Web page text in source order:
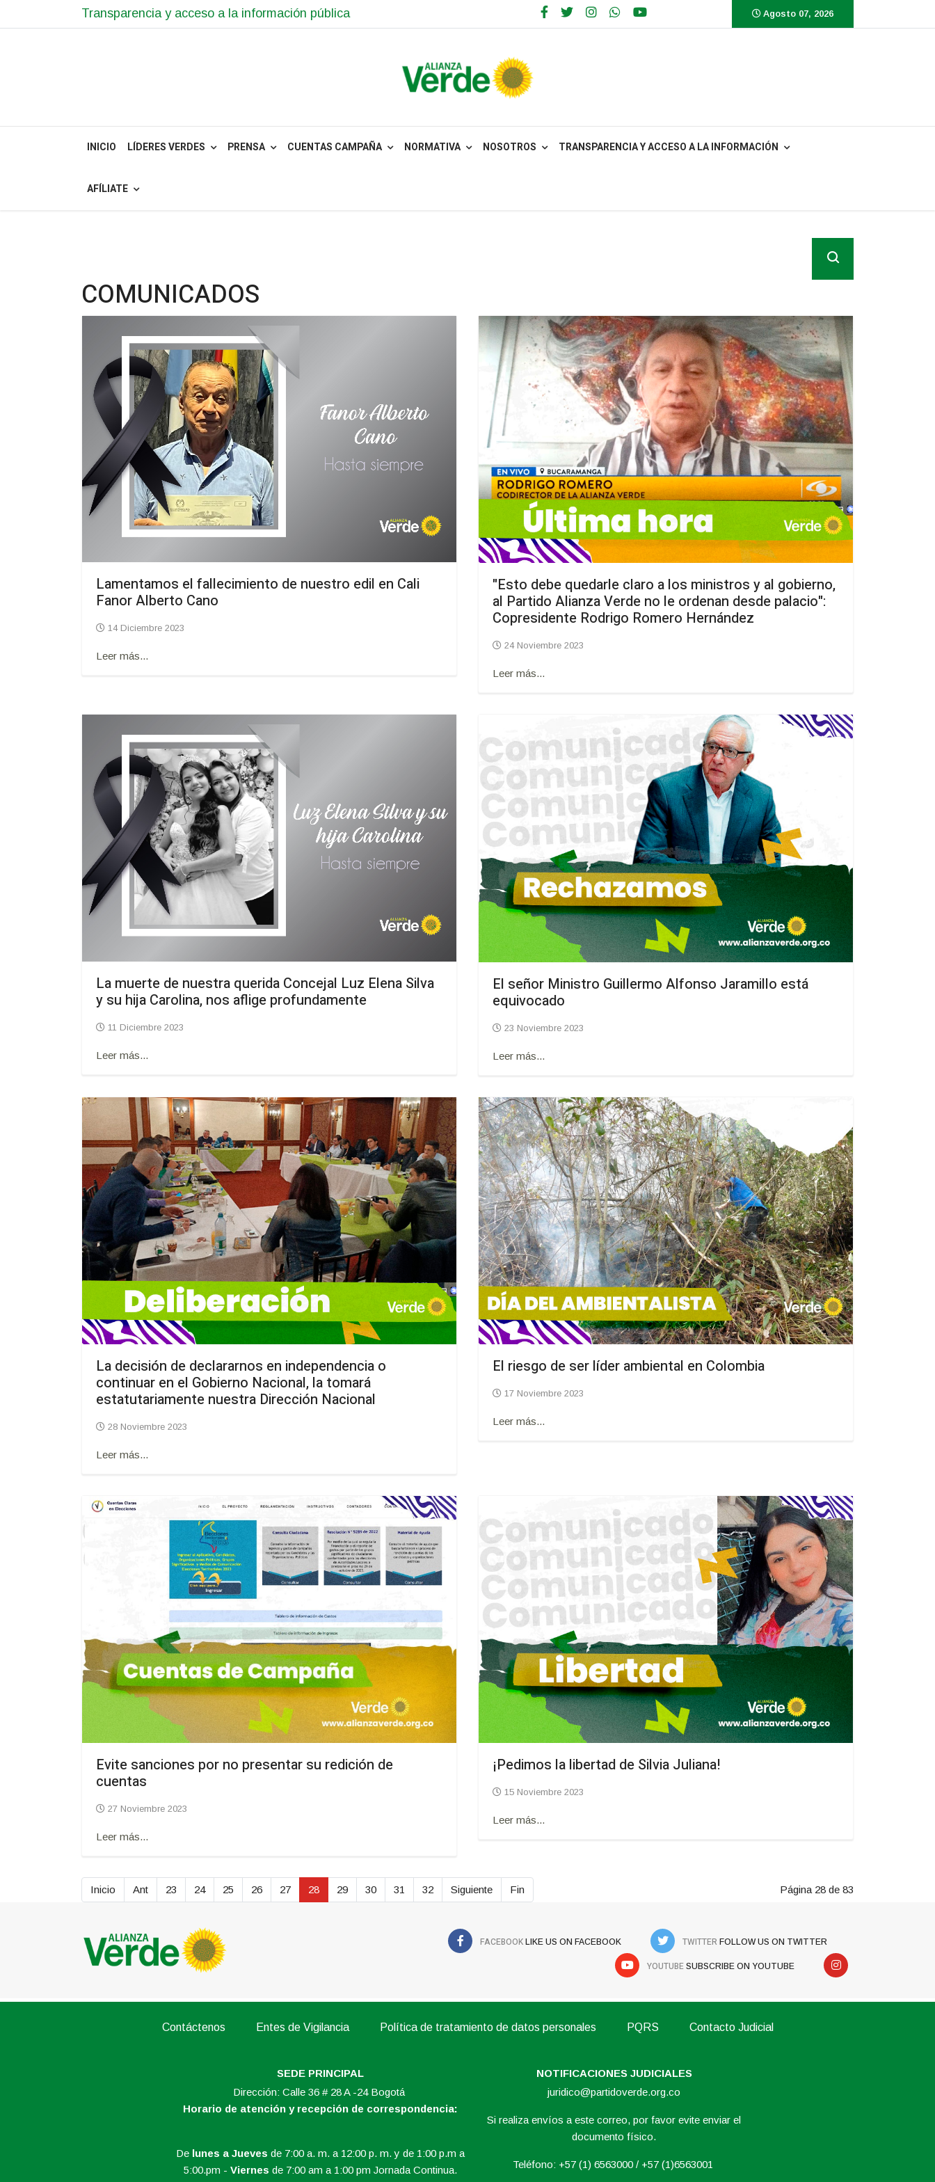
Transparencia y acceso a la información pública Agosto 07, 2026
INICIO LÍDERES VERDES PRENSA CUENTAS CAMPAÑA NORMATIVA NOSOTROS TRANSPARENCIA Y ACCESO A LA INFORMACIÓN
AFÍLIATE
COMUNICADOS
Lamentamos el fallecimiento de nuestro edil en Cali
Fanor Alberto Cano
14 Diciembre 2023
Leer más...
"Esto debe quedarle claro a los ministros y al gobierno,
al Partido Alianza Verde no le ordenan desde palacio":
Copresidente Rodrigo Romero Hernández
24 Noviembre 2023
Leer más...
La muerte de nuestra querida Concejal Luz Elena Silva
y su hija Carolina, nos aflige profundamente
11 Diciembre 2023
Leer más...
El señor Ministro Guillermo Alfonso Jaramillo está
equivocado
23 Noviembre 2023
Leer más...
La decisión de declararnos en independencia o
continuar en el Gobierno Nacional, la tomará
estatutariamente nuestra Dirección Nacional
28 Noviembre 2023
Leer más...
El riesgo de ser líder ambiental en Colombia
17 Noviembre 2023
Leer más...
Evite sanciones por no presentar su redición de
cuentas
27 Noviembre 2023
Leer más...
¡Pedimos la libertad de Silvia Juliana!
15 Noviembre 2023
Leer más...
Inicio Ant 23 24 25 26 27 28 29 30 31 32 Siguiente Fin Página 28 de 83
FACEBOOK LIKE US ON FACEBOOK TWITTER FOLLOW US ON TWITTER
YOUTUBE SUBSCRIBE ON YOUTUBE
Contáctenos Entes de Vigilancia Política de tratamiento de datos personales PQRS Contacto Judicial
SEDE PRINCIPAL
NOTIFICACIONES JUDICIALES
Dirección: Calle 36 # 28 A -24 Bogotá
Horario de atención y recepción de correspondencia:
De lunes a Jueves de 7:00 a. m. a 12:00 p. m. y de 1:00 p.m a
5:00.pm - Viernes de 7:00 am a 1:00 pm Jornada Continua.
juridico@partidoverde.org.co
Si realiza envíos a este correo, por favor evite enviar el
documento físico.
Teléfono: +57 (1) 6563000 / +57 (1)6563001